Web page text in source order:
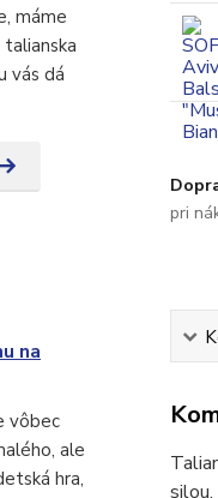
máme
vás dá
na
vôbec
ale
hra,
pri